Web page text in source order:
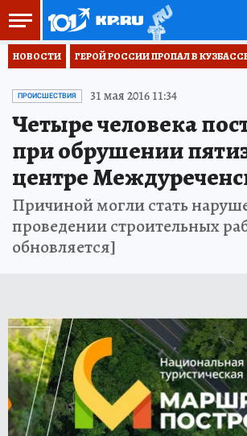
НОВОСТИ ГЕРОЙ РОССИИ ПРОПАЛ В
ПРОИСШЕСТВИЯ 31 мая 2016 11:34
Четыре человека
при обрушении
центре
Причиной могли стать
проведении строительных
обновляется]